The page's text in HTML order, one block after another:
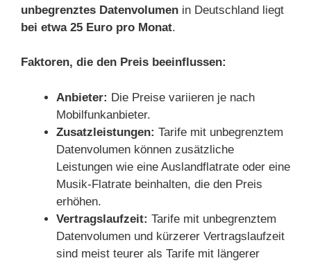
unbegrenztes Datenvolumen in Deutschland liegt
bei etwa 25 Euro pro Monat.
Faktoren, die den Preis beeinflussen:
Anbieter: Die Preise variieren je nach
Mobilfunkanbieter.
Zusatzleistungen: Tarife mit unbegrenztem
Datenvolumen können zusätzliche
Leistungen wie eine Auslandflatrate oder eine
Musik-Flatrate beinhalten, die den Preis
erhöhen.
Vertragslaufzeit: Tarife mit unbegrenztem
Datenvolumen und kürzerer Vertragslaufzeit
sind meist teurer als Tarife mit längerer